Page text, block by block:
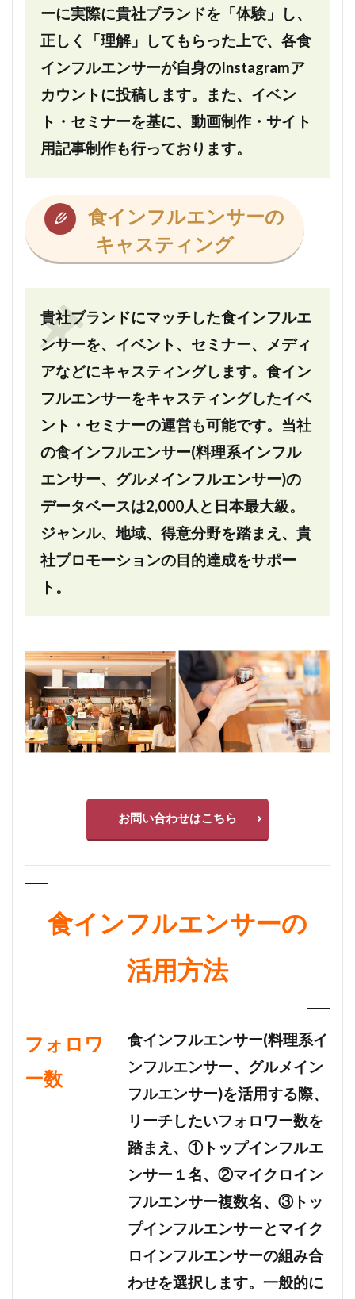
ーに実際に貴社ブランドを「体験」し、
正しく「理解」してもらった上で、各食
インフルエンサーが自身のInstagramア
カウントに投稿します。また、イベン
ト・セミナーを基に、動画制作・サイト
用記事制作も行っております。
食インフルエンサーの
キャスティング
貴社ブランドにマッチした食インフルエ
ンサーを、イベント、セミナー、メディ
アなどにキャスティングします。食イン
フルエンサーをキャスティングしたイベ
ント・セミナーの運営も可能です。当社
の食インフルエンサー(料理系インフル
エンサー、グルメインフルエンサー)の
データベースは2,000人と日本最大級。
ジャンル、地域、得意分野を踏まえ、貴
社プロモーションの目的達成をサポー
ト。
お問い合わせはこちら
食インフルエンサーの
活用方法
フォロワ
ー数
食インフルエンサー(料理系イ
ンフルエンサー、グルメイン
フルエンサー)を活用する際、
リーチしたいフォロワー数を
踏まえ、①トップインフルエ
ンサー１名、②マイクロイン
フルエンサー複数名、③トッ
プインフルエンサーとマイク
ロインフルエンサーの組み合
わせを選択します。一般的に